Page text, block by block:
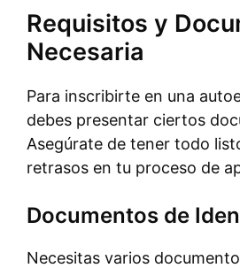
Requisitos y
Necesaria
Para inscribirte en una
debes presentar ciertos
Asegúrate de tener todo
retrasos en tu proceso de
Documentos de
Necesitas varios